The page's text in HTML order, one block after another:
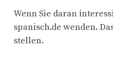
Wenn Sie daran
spanisch.de wenden.
stellen.